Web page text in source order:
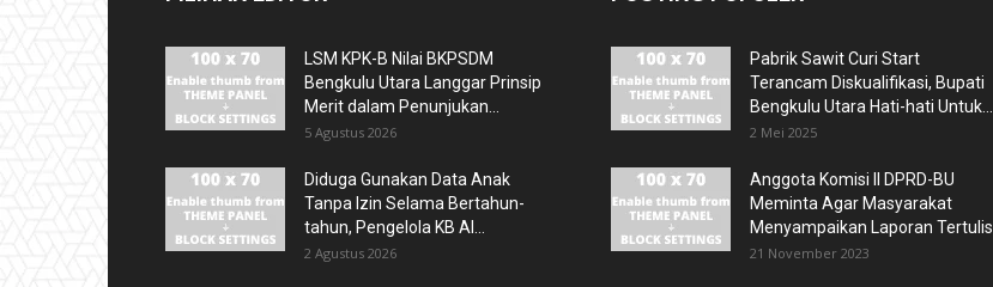
LSM KPK-B Nilai BKPSDM
Bengkulu Utara Langgar Prinsip
Merit dalam Penunjukan...
5 Agustus 2026
Diduga Gunakan Data Anak
Tanpa Izin Selama Bertahun-
tahun, Pengelola KB Al...
2 Agustus 2026
Pabrik Sawit Curi Start
Terancam Diskualifikasi, Bupati
Bengkulu Utara Hati-hati Untuk...
2 Mei 2025
Anggota Komisi II DPRD-BU
Meminta Agar Masyarakat
Menyampaikan Laporan Tertulis
21 November 2023